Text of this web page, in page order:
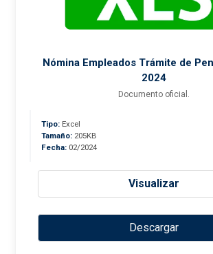
Nómina Empleados Trámite de
2024
Documento oficial.
Tipo: Excel
Tamaño: 205KB
Fecha: 02/2024
Visualizar
Descargar